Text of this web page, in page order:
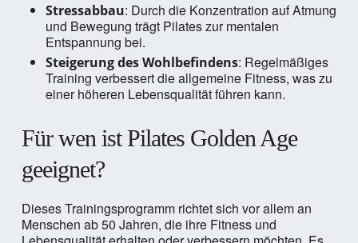
Stressabbau: Durch die Konzentration auf Atmung
und Bewegung trägt Pilates zur mentalen
Entspannung bei.
Steigerung des Wohlbefindens: Regelmäßiges
Training verbessert die allgemeine Fitness, was zu
einer höheren Lebensqualität führen kann.
Für wen ist Pilates Golden Age
geeignet?
Dieses Trainingsprogramm richtet sich vor allem an
Menschen ab 50 Jahren, die ihre Fitness und